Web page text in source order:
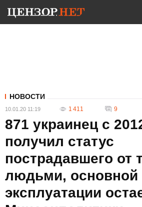
НОВОСТИ
10.01.20 11:19 1 411 9
871 украинец с
получил статус
пострадавшего от
людьми, основной
эксплуатации